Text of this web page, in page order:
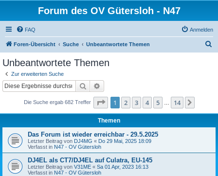
Forum des OV Gütersloh - N47
FAQ Anmelden
Foren-Übersicht Suche Unbeantwortete Themen
Unbeantwortete Themen
Zur erweiterten Suche
Suche
Die Suche ergab 682 Treffer Seite 1von 14
1 2 3 4 5 14
Themen
Das Forum ist wieder erreichbar - 29.5.2025
Letzter Beitrag von DJ4MG « Do 29 Mai, 2025 18:09
Verfasst in N47 - OV Gütersloh
DJ4EL als CT7/DJ4EL auf Culatra, EU-145
Letzter Beitrag von V31ME « Sa 01 Apr, 2023 16:13
Verfasst in N47 - OV Gütersloh